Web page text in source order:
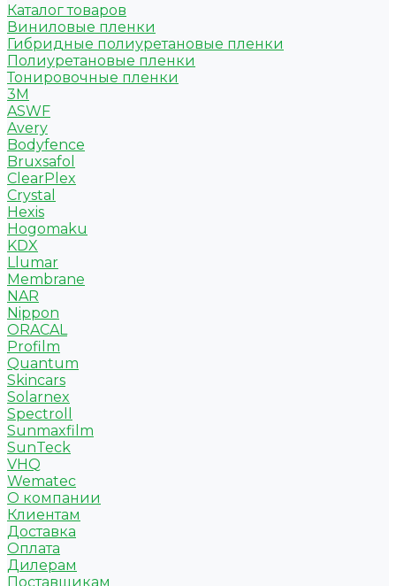
Каталог товаров
Виниловые пленки
Гибридные полиуретановые пленки
Полиуретановые пленки
Тонировочные пленки
3M
ASWF
Avery
Bodyfence
Bruxsafol
ClearPlex
Crystal
Hexis
Hogomaku
KDX
Llumar
Membrane
NAR
Nippon
ORACAL
Profilm
Quantum
Skincars
Solarnex
Spectroll
Sunmaxfilm
SunTeck
VHQ
Wematec
О компании
Клиентам
Доставка
Оплата
Дилерам
Поставщикам